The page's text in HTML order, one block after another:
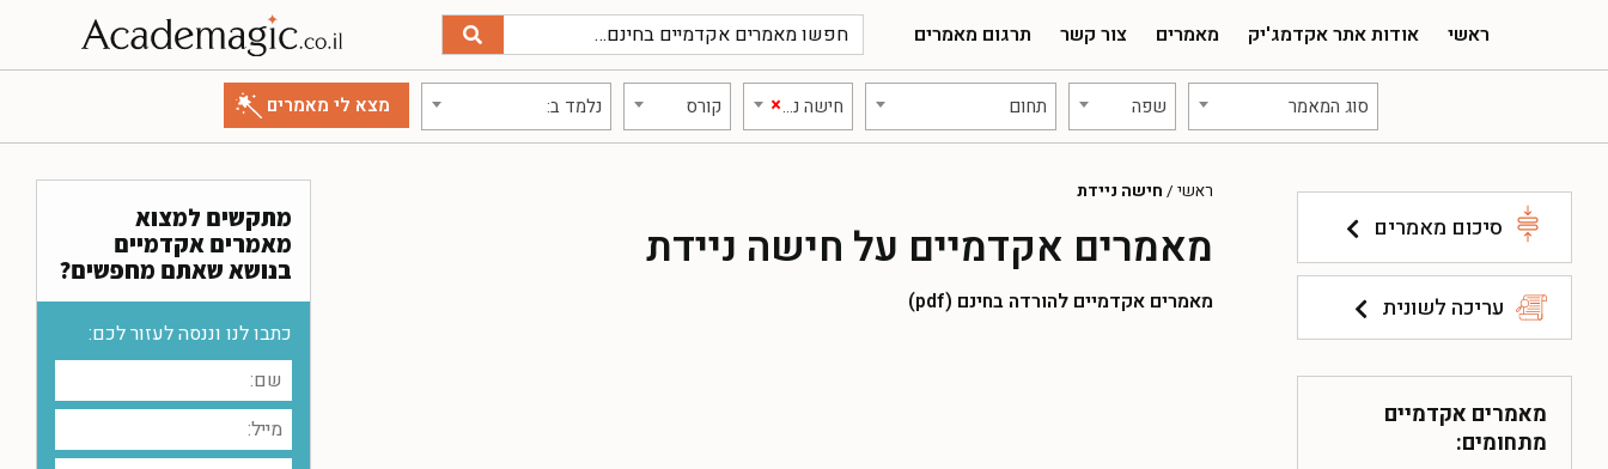
ראשי אודות אתר אקדמג'יק מאמרים צור קשר תרגום מאמרים
סוג המאמר שפה תחום ×חישה ניידת קורס נלמד ב:
סיכום מאמרים
עריכה לשונית
מאמרים אקדמיים
מתחומים:
ראשי / חישה ניידת
מאמרים אקדמיים על חישה ניידת
מאמרים אקדמיים להורדה בחינם (pdf)
מתקשים למצוא
מאמרים אקדמיים
בנושא שאתם מחפשים?
כתבו לנו וננסה לעזור לכם: